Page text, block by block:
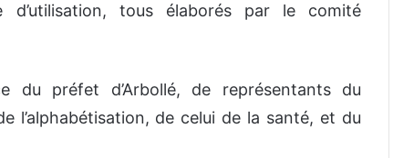
tous élaborés par le comité
du préfet d’Arbollé, de représentants du
l’alphabétisation, de celui de la santé, et du